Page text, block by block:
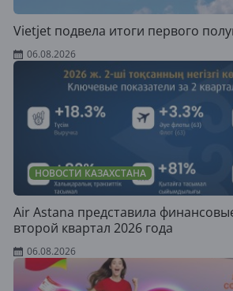
Vietjet подвела итоги первого
06.08.2026
НОВОСТИ КАЗАХСТАНА
Air Astana представила
второй квартал 2026 года
06.08.2026